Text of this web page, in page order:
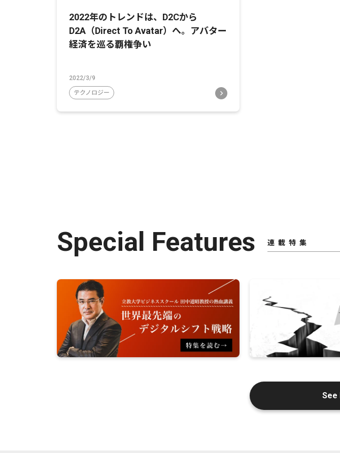
2022年のトレンドは、D2Cから
D2A（Direct To Avatar）へ。アバター
経済を巡る覇権争い
2022/3/9
テクノロジー
Special Features 連載特集
See